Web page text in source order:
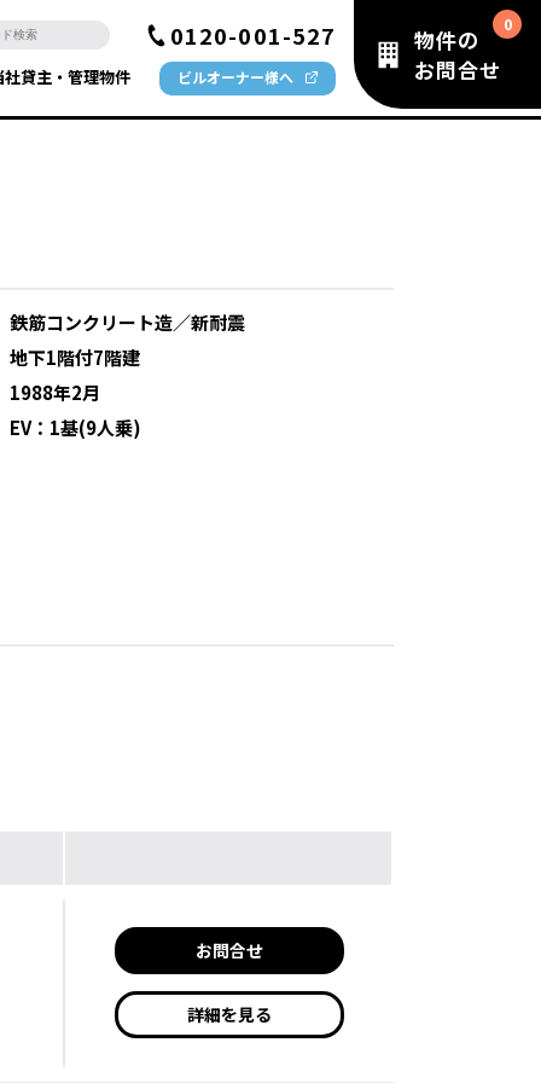
0120-001-527
社貸主・管理物件 ビルオーナー様へ
物件の
お問合せ
鉄筋コンクリート造／新耐震
地下1階付7階建
1988年2月
EV：1基(9人乗)
お問合せ
詳細を見る